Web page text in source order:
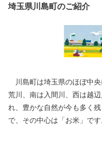
埼玉県川島町のご紹介
川島町は埼玉県のほぼ中
荒川、南は入間川、西は越
れ、豊かな自然が今も多く
で、その中心は「お米」で
に献上されていた由緒ある